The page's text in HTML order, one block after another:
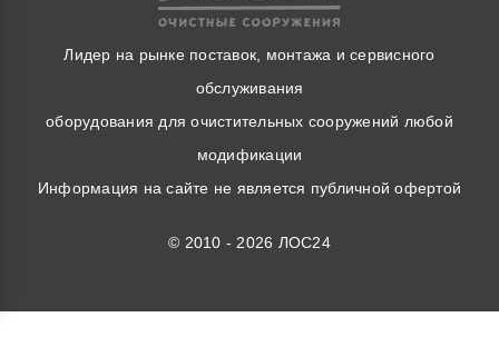
Лидер на рынке поставок, монтажа и сервисного
обслуживания
оборудования для очистительных сооружений любой
модификации
Информация на сайте не является публичной офертой
© 2010 - 2026 ЛОС24